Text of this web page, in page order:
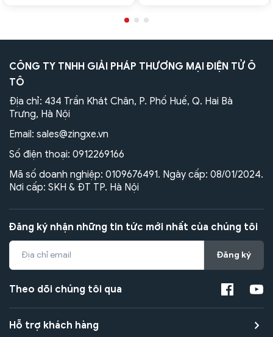
CÔNG TY TNHH GIẢI PHÁP THƯƠNG MẠI ĐIỆN TỬ Ô
TÔ
Địa chỉ: 434 Trần Khát Chân, P. Phố Huế, Q. Hai Bà
Trưng, Hà Nội
Email: sales@zingxe.vn
Số điện thoại: 0912269166
Mã số doanh nghiệp: 0109676491. Ngày cấp: 08/01/2024.
Nơi cấp: SKH & ĐT TP. Hà Nội
Đăng ký nhận những tin tức mới nhất của chúng tôi
Đăng ký
Theo dõi chúng tôi qua
Hỗ trợ khách hàng